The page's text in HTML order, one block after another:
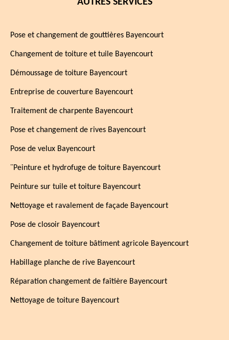
AUTRES SERVICES
Pose et changement de gouttières Bayencourt
Changement de toiture et tuile Bayencourt
Démoussage de toiture Bayencourt
Entreprise de couverture Bayencourt
Traitement de charpente Bayencourt
Pose et changement de rives Bayencourt
Pose de velux Bayencourt
¨Peinture et hydrofuge de toiture Bayencourt
Peinture sur tuile et toiture Bayencourt
Nettoyage et ravalement de façade Bayencourt
Pose de closoir Bayencourt
Changement de toiture bâtiment agricole Bayencourt
Habillage planche de rive Bayencourt
Réparation changement de faîtière Bayencourt
Nettoyage de toiture Bayencourt